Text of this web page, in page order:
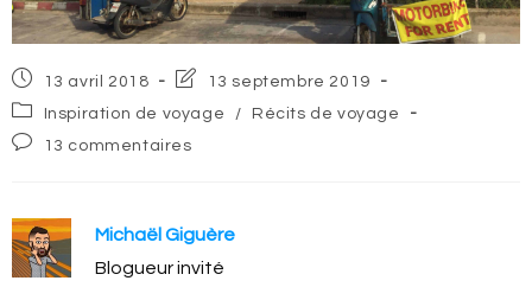
Post
published:
13 avril 2018
Post
modified:
13 septembre 2019
Post
category:
Inspiration de voyage /
Récits de voyage
Post13 commentaires
Michaël Giguère
Blogueur invité